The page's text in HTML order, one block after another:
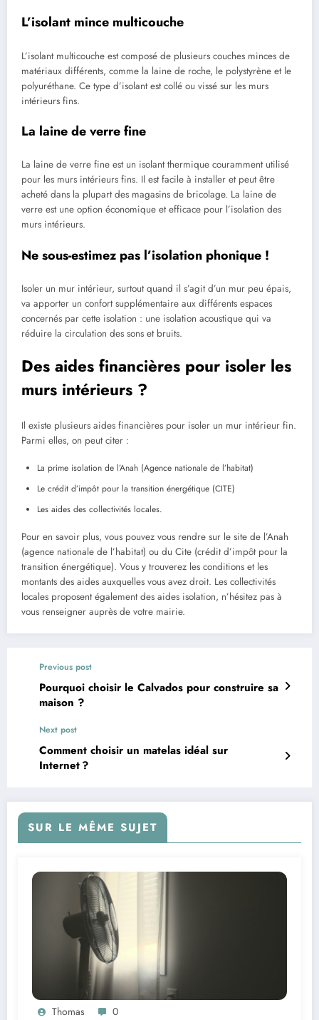
L’isolant mince multicouche
L’isolant multicouche est composé de plusieurs couches minces de
matériaux différents, comme la laine de roche, le polystyrène et le
polyuréthane. Ce type d’isolant est collé ou vissé sur les murs
intérieurs fins.
La laine de verre fine
La laine de verre fine est un isolant thermique couramment utilisé
pour les murs intérieurs fins. Il est facile à installer et peut être
acheté dans la plupart des magasins de bricolage. La laine de
verre est une option économique et efficace pour l’isolation des
murs intérieurs.
Ne sous-estimez pas l’isolation phonique !
Isoler un mur intérieur, surtout quand il s’agit d’un mur peu épais,
va apporter un confort supplémentaire aux différents espaces
concernés par cette isolation : une isolation acoustique qui va
réduire la circulation des sons et bruits.
Des aides financières pour isoler les
murs intérieurs ?
Il existe plusieurs aides financières pour isoler un mur intérieur fin.
Parmi elles, on peut citer :
La prime isolation de l’Anah (Agence nationale de l’habitat)
Le crédit d’impôt pour la transition énergétique (CITE)
Les aides des collectivités locales.
Pour en savoir plus, vous pouvez vous rendre sur le site de l’Anah
(agence nationale de l’habitat) ou du Cite (crédit d’impôt pour la
transition énergétique). Vous y trouverez les conditions et les
montants des aides auxquelles vous avez droit. Les collectivités
locales proposent également des aides isolation, n’hésitez pas à
vous renseigner auprès de votre mairie.
Previous post
Pourquoi choisir le Calvados pour construire sa
maison ?
Next post
Comment choisir un matelas idéal sur
Internet ?
SUR LE MÊME SUJET
Thomas 0